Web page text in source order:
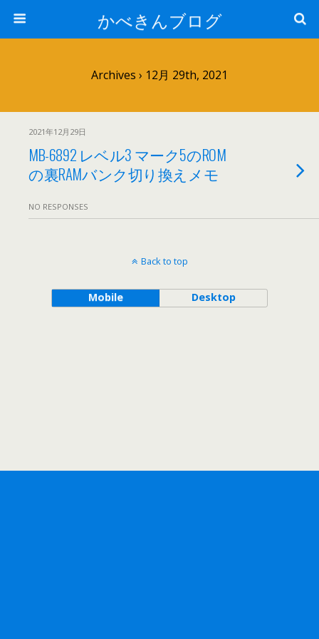
かべきんブログ
Archives › 12月 29th, 2021
2021年12月29日
MB-6892 レベル3 マーク5のROM
の裏RAMバンク切り換えメモ
NO RESPONSES
Back to top
Mobile Desktop